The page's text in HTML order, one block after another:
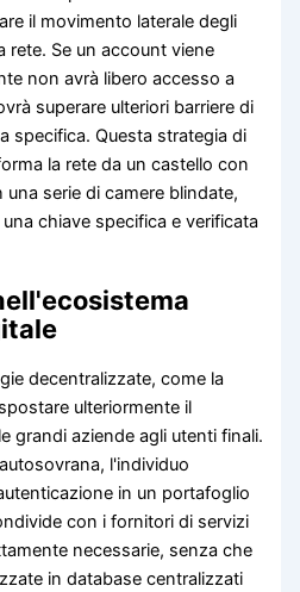
il movimento laterale degli
rete. Se un account viene
non avrà libero accesso a
superare ulteriori barriere di
specifica. Questa strategia di
la rete da un castello con
serie di camere blindate,
chiave specifica e verificata
decentralizzate, come la
ulteriormente il
grandi aziende agli utenti finali.
l'individuo
in un portafoglio
con i fornitori di servizi
necessarie, senza che
in database centralizzati